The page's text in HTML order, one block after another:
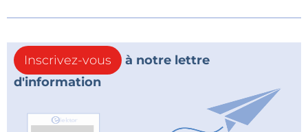
Inscrivez-vous
à notre lettre
d'information